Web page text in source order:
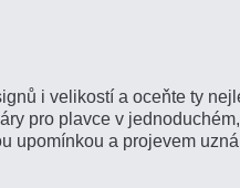
i velikostí a oceňte ty
pro plavce v
upomínkou a projevem